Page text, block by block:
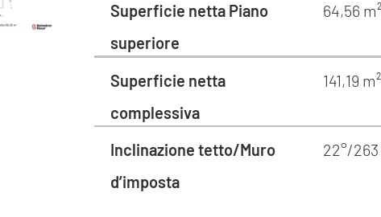
Superficie netta Piano
superiore
64,56 m²
Superficie netta
complessiva
141,19 m²
Inclinazione tetto/Muro
d’imposta
22°/